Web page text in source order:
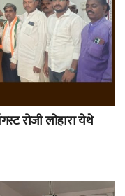
रोजी लोहारा येथे